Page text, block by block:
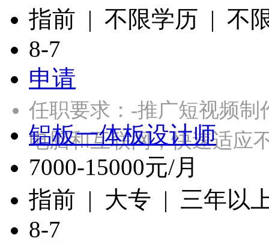
指前 | 不限学历 | 不
8-7
申请
任职要求：-推广短视频
电脑和互联网，快速适
铝板一体板设计师
7000-15000元/月
指前 | 大专 | 三年以
8-7